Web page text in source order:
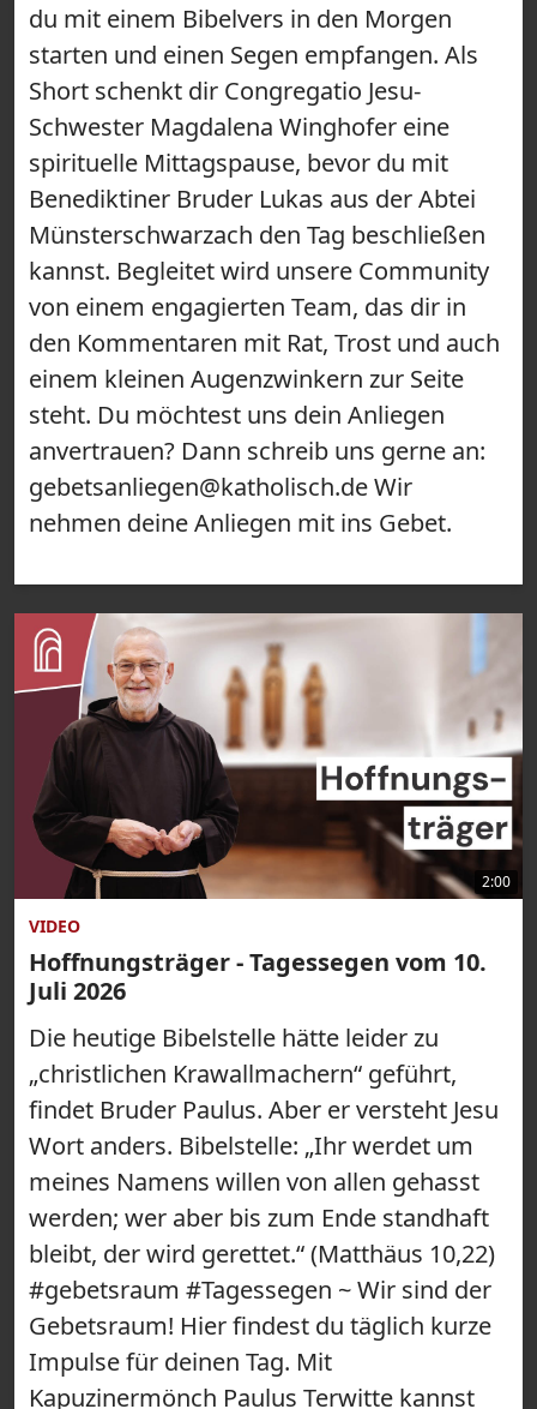
du mit einem Bibelvers in den Morgen
starten und einen Segen empfangen. Als
Short schenkt dir Congregatio Jesu-
Schwester Magdalena Winghofer eine
spirituelle Mittagspause, bevor du mit
Benediktiner Bruder Lukas aus der Abtei
Münsterschwarzach den Tag beschließen
kannst. Begleitet wird unsere Community
von einem engagierten Team, das dir in
den Kommentaren mit Rat, Trost und auch
einem kleinen Augenzwinkern zur Seite
steht. Du möchtest uns dein Anliegen
anvertrauen? Dann schreib uns gerne an:
gebetsanliegen@katholisch.de Wir
nehmen deine Anliegen mit ins Gebet.
2:00
VIDEO
Hoffnungsträger - Tagessegen vom 10.
Juli 2026
Die heutige Bibelstelle hätte leider zu
„christlichen Krawallmachern“ geführt,
findet Bruder Paulus. Aber er versteht Jesu
Wort anders. Bibelstelle: „Ihr werdet um
meines Namens willen von allen gehasst
werden; wer aber bis zum Ende standhaft
bleibt, der wird gerettet.“ (Matthäus 10,22)
#gebetsraum #Tagessegen ~ Wir sind der
Gebetsraum! Hier findest du täglich kurze
Impulse für deinen Tag. Mit
Kapuzinermönch Paulus Terwitte kannst